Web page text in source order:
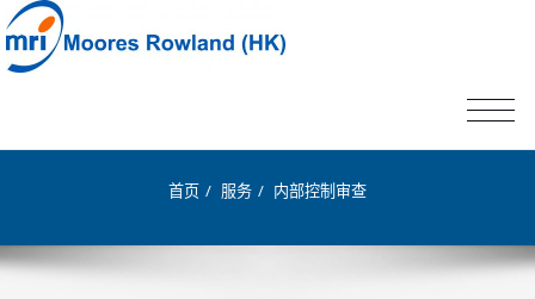
切
首页 服务 内部控制审查